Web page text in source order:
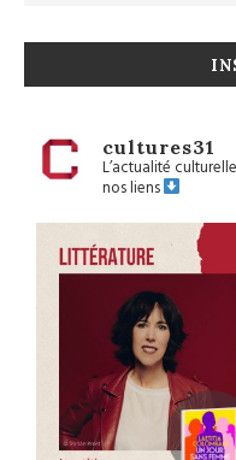
cultures31
L’actualité
nos liens